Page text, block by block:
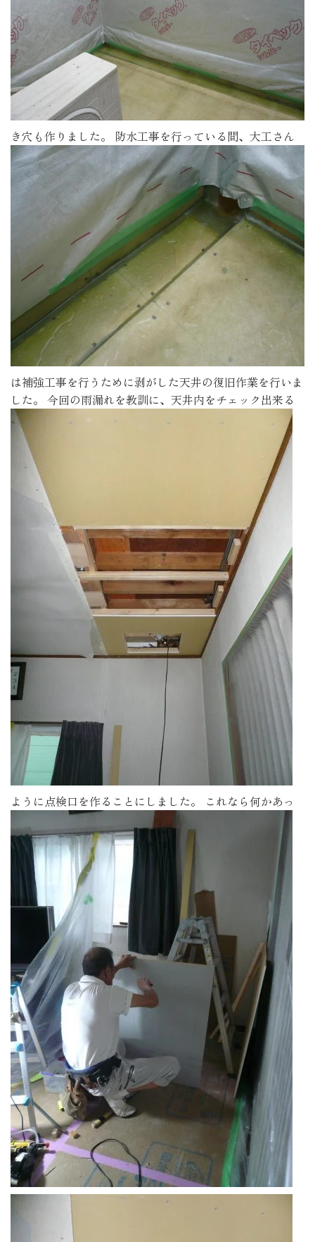
き穴も作りました。 防水工事を行っている間、大工さん
は補強工事を行うために剥がした天井の復旧作業を行いま
した。 今回の雨漏れを教訓に、天井内をチェック出来る
ように点検口を作ることにしました。 これなら何かあっ